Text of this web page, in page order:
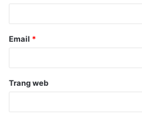
Email *
Trang web